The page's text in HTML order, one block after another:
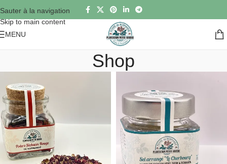
Sauter à la navigation
Skip to main content
MENU
Shop